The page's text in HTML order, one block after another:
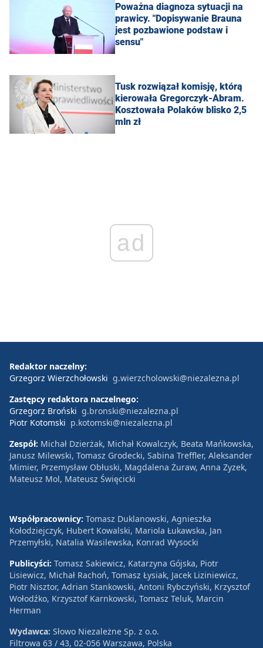
Poważna diagnoza sytuacji na
prawicy. "Dopisywanie Brauna
jest pozbawione podstaw i
sensu"
Tusk rozwiązał komisję, którą
kierowała Gregorczyk-Abram.
Kosztowała Polaków blisko 2,5
mln zł
ad
Redaktor naczelny:
Grzegorz Wierzchołowski g.wierzcholowski@niezalezna.pl
Zastępcy redaktora naczelnego:
Grzegorz Broński g.bronski@niezalezna.pl
Piotr Kotomski p.kotomski@niezalezna.pl
Zespół: Michał Dzierżak, Michał Kowalczyk, Beata Mańkowska,
Janusz Milewski, Tomasz Grodecki, Sabina Treffler, Aleksander
Mimier, Przemysław Obłuski, Magdalena Żuraw, Anna Zyzek,
Mateusz Mol, Mateusz Święcicki
Współpracownicy: Tomasz Duklanowski, Agnieszka
Kołodziejczyk, Hubert Kowalski, Mariola Łukawska, Jan
Przemyłski, Natalia Wasilewska, Konrad Wysocki
Publicyści: Tomasz Sakiewicz, Katarzyna Gójska, Piotr
Lisiewicz, Michał Rachoń, Tomasz Łysiak, Jacek Liziniewicz,
Piotr Nisztor, Adrian Stankowski, Antoni Rybczyński, Krzysztof
Wołodźko, Krzysztof Karnkowski, Tomasz Teluk, Marcin
Herman
Wydawca: Słowo Niezależne Sp. z o.o.
Filtrowa 63 / 43, 02-056 Warszawa, Polska